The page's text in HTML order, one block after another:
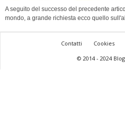
A seguito del successo del precedente
mondo, a grande richiesta ecco quello
Contatti Cookies
© 2014 - 2024